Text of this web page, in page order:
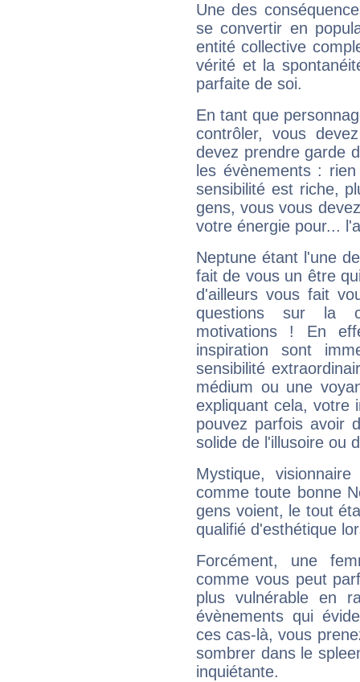
Une des
se convertir en
entité collective
vérité et la
parfaite de soi.
En tant que
contrôler, vous
devez prendre garde
les évènements :
sensibilité est riche,
gens, vous vous
votre énergie pour...
Neptune étant l'une
fait de vous un être
d'ailleurs vous fait
questions sur la
motivations ! En
inspiration sont
sensibilité
médium ou une
expliquant cela, votre
pouvez parfois avoir
solide de l'illusoire ou
Mystique,
comme toute bonne
gens voient, le tout
qualifié d'esthétique
Forcément, une
comme vous peut
plus vulnérable en
évènements qui
ces cas-là, vous
sombrer dans le
inquiétante.